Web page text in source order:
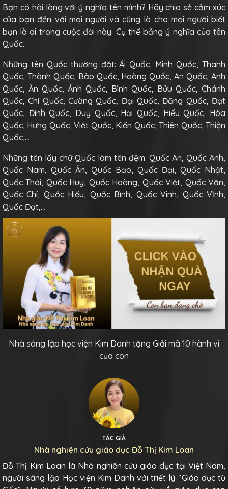
Bạn có hài lòng với ý nghĩa tên mình? Hãy chia sẻ cảm xúc
của bạn đến với mọi người và cũng là cho mọi người biết
bạn là ai trong cuộc đời này. Cụ thể bằng ý nghĩa của tên
Quốc.
Những tên Quốc thường đặt: Ái Quốc, Minh Quốc, Thanh
Quốc, Thành Quốc, Bảo Quốc, Hoàng Quốc, An Quốc, Anh
Quốc, Ân Quốc, Ánh Quốc, Bình Quốc, Bửu Quốc, Chánh
Quốc, Chí Quốc, Cường Quốc, Đại Quốc, Đăng Quốc, Đạt
Quốc, Đình Quốc, Duy Quốc, Hải Quốc, Hiếu Quốc, Hòa
Quốc, Hưng Quốc, Việt Quốc, Kiến Quốc, Thiên Quốc, Thiện
Quốc,…
Những tên lấy chữ Quốc làm tên đệm: Quốc An, Quốc Anh,
Quốc Nam, Quốc Ân, Quốc Bảo, Quốc Đại, Quốc Nhật,
Quốc Thái, Quốc Huy, Quốc Hoàng, Quốc Việt, Quốc Văn,
Quốc Chí, Quốc Hiếu, Quốc Bình, Quốc Vinh, Quốc Vĩnh,
Quốc Đạt,…
Nhà sáng lập học viện Kim Danh tặng Giải mã 10 hành vi
của con
TÁC GIẢ
Nhà nghiên cứu giáo dục Đỗ Thị Kim Loan
Đỗ Thị Kim Loan là Nhà nghiên cứu giáo dục tại Việt Nam,
người sáng lập Học viện Kim Danh với triết lý “Giáo dục từ